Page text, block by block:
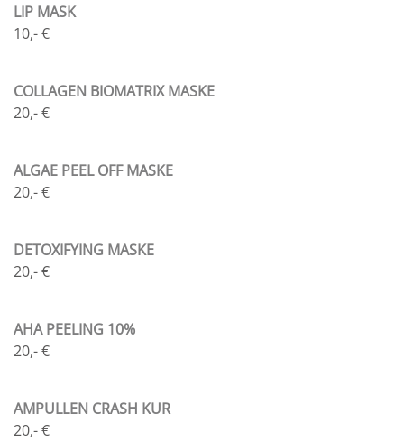
LIP MASK
10,- €
COLLAGEN BIOMATRIX MASKE
20,- €
ALGAE PEEL OFF MASKE
20,- €
DETOXIFYING MASKE
20,- €
AHA PEELING 10%
20,- €
AMPULLEN CRASH KUR
20,- €